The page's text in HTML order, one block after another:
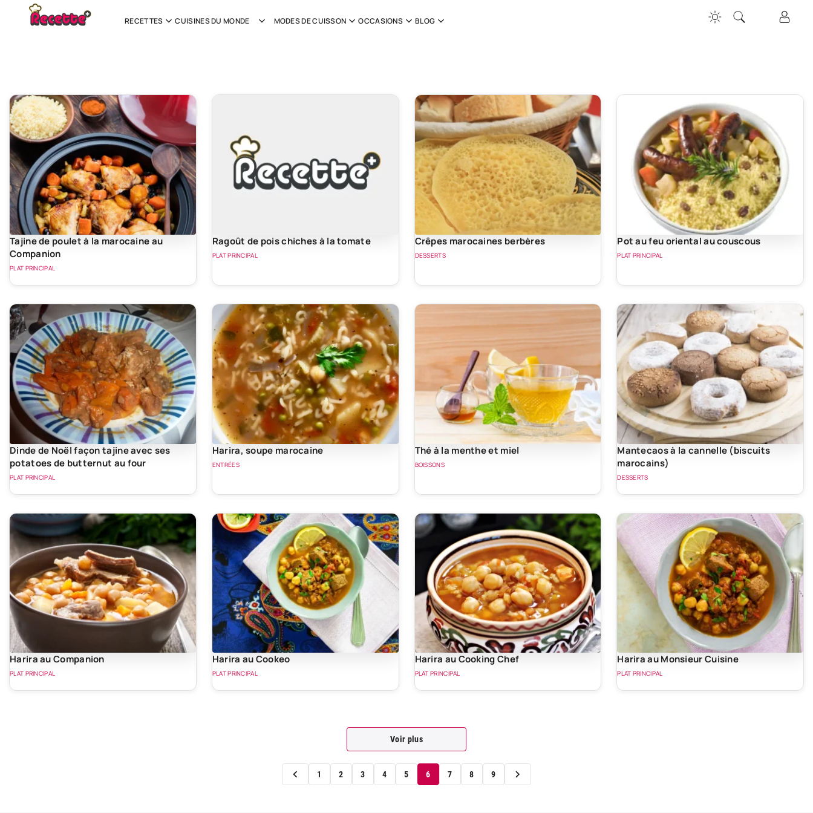
RECETTES CUISINES DU MONDE MODES DE CUISSON OCCASIONS BLOG
Tajine de poulet à la marocaine au
Companion
PLAT PRINCIPAL
Ragoût de pois chiches à la tomate
PLAT PRINCIPAL
Crêpes marocaines berbères
DESSERTS
Pot au feu oriental au couscous
PLAT PRINCIPAL
Dinde de Noël façon tajine avec ses
potatoes de butternut au four
PLAT PRINCIPAL
Harira, soupe marocaine
ENTRÉES
Thé à la menthe et miel
BOISSONS
Mantecaos à la cannelle (biscuits
marocains)
DESSERTS
Harira au Companion
PLAT PRINCIPAL
Harira au Cookeo
PLAT PRINCIPAL
Harira au Cooking Chef
PLAT PRINCIPAL
Harira au Monsieur Cuisine
PLAT PRINCIPAL
Voir plus
1 2 3 4 5 6 7 8 9